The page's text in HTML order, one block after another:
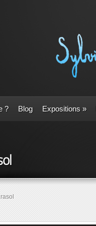
? Blog Expositions »